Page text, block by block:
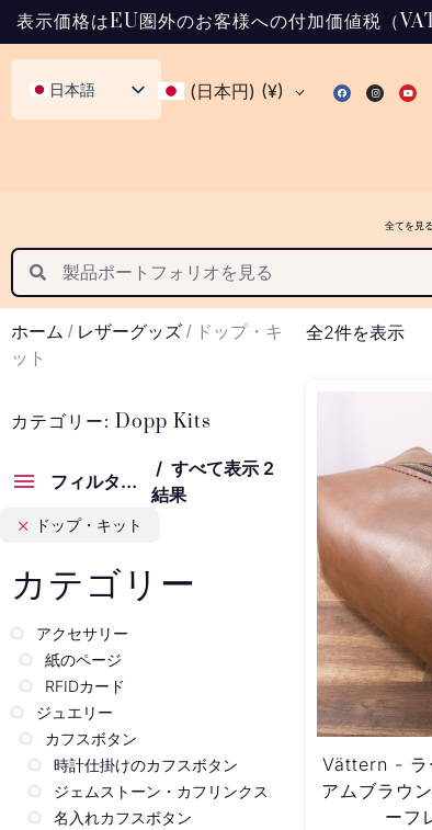
表示価格はEU圏外のお客様への付加価値税（
日本語
English (UK)
Español
Italiano
Dansk
Polski
Nederlands
Português
(日本円) (¥)
全てを見る
ホーム / レザーグッズ / ドップ・キ
ット
カテゴリー: Dopp Kits
フィルター製品
すべて表示 2
結果
ドップ・キット
カテゴリー
アクセサリー
紙のページ
RFIDカード
ジュエリー
カフスボタン
時計仕掛けのカフスボタン
ジェムストーン・カフリンクス
名入れカフスボタン
全2件を表示
Vättern - ラ
アムブラウ
ーフ